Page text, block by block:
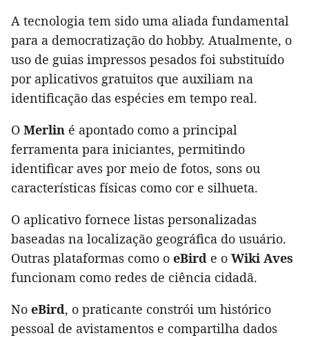
A tecnologia tem sido uma aliada fundamental
para a democratização do hobby. Atualmente, o
uso de guias impressos pesados foi substituído
por aplicativos gratuitos que auxiliam na
identificação das espécies em tempo real.
O Merlin é apontado como a principal
ferramenta para iniciantes, permitindo
identificar aves por meio de fotos, sons ou
características físicas como cor e silhueta.
O aplicativo fornece listas personalizadas
baseadas na localização geográfica do usuário.
Outras plataformas como o eBird e o Wiki Aves
funcionam como redes de ciência cidadã.
No eBird, o praticante constrói um histórico
pessoal de avistamentos e compartilha dados